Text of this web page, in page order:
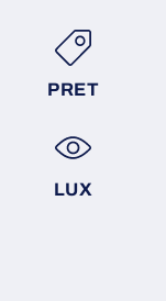
PRET
LUX